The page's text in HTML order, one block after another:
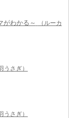
がわかる～
（ルーカ
うさぎ）
うさぎ）